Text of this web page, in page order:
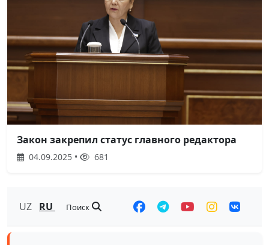
Закон закрепил статус главного редактора
04.09.2025 • 681
UZ RU Поиск